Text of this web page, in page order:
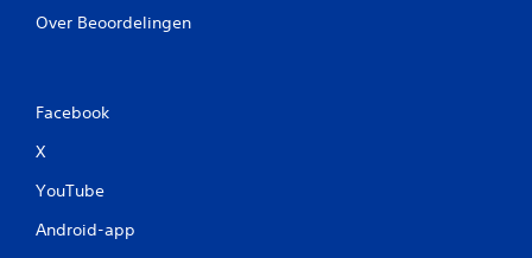
Over Beoordelingen
Facebook
X
YouTube
Android-app